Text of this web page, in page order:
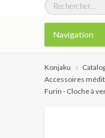
Navigation
Konjaku
Accessoires
Furin - Cloche à